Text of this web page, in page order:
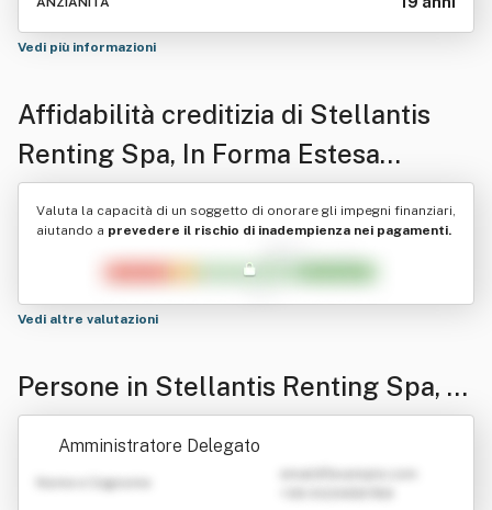
Vedi più informazioni
Affidabilità creditizia di Stellantis
Renting Spa, In Forma Estesa
"Stellantis Renting Italia Spa", O In
Forma Abbreviata "Psa Renting Italia
Valuta la capacità di un soggetto di onorare gli impegni finanziari,
aiutando a prevedere il rischio di inadempienza nei pagamenti.
Vedi altre valutazioni
Persone in Stellantis Renting Spa, In
Forma Estesa "Stellantis Renting Ita
lia Spa", O In Forma Abbreviata "Psa
Amministratore Delegato
Nome e Cognome